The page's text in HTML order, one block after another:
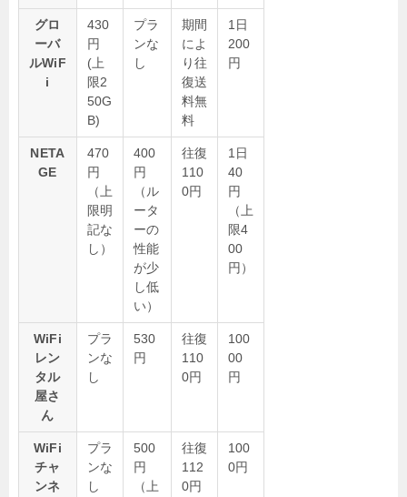
グロ
ーバ
ルWiF
i
430
円
(上
限2
50G
B)
プラ
ンな
し
期間
によ
り往
復送
料無
料
1日
200
円
NETA
GE
470
円
（上
限明
記な
し）
400
円
（ル
ータ
ーの
性能
が少
し低
い）
往復
110
0円
1日
40
円
（上
限4
00
円）
WiFi
レン
タル
屋さ
ん
プラ
ンな
し
530
円
往復
110
0円
100
00
円
WiFi
チャ
ンネ
プラ
ンな
し
500
円
（上
往復
112
0円
100
0円